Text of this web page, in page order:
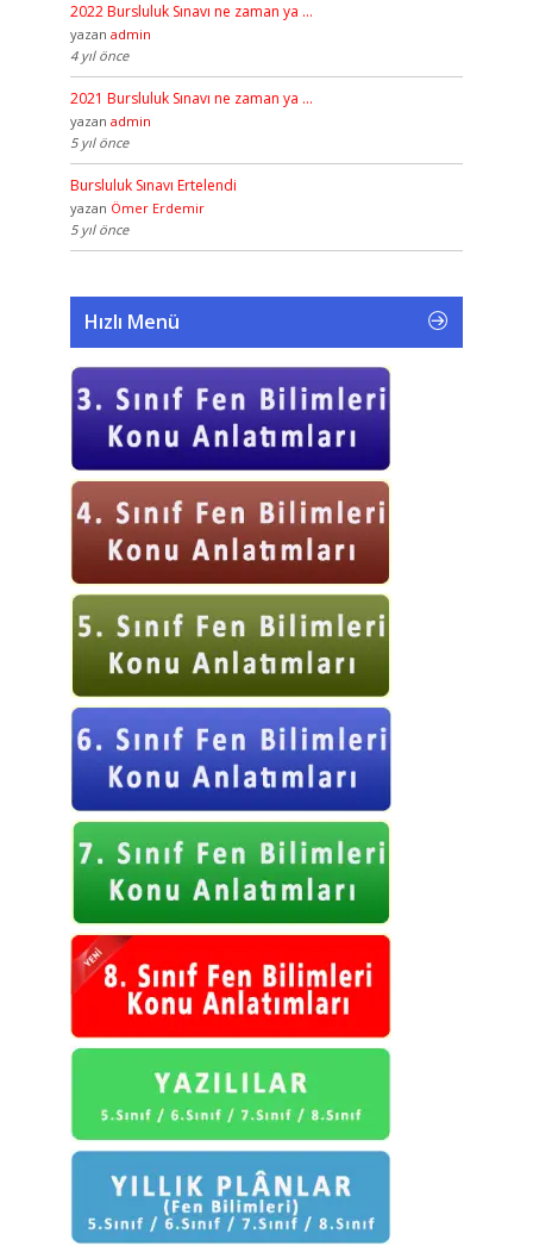
2022 Bursluluk Sınavı ne zaman ya …
yazan admin
4 yıl önce
2021 Bursluluk Sınavı ne zaman ya …
yazan admin
5 yıl önce
Bursluluk Sınavı Ertelendi
yazan Ömer Erdemir
5 yıl önce
Hızlı Menü